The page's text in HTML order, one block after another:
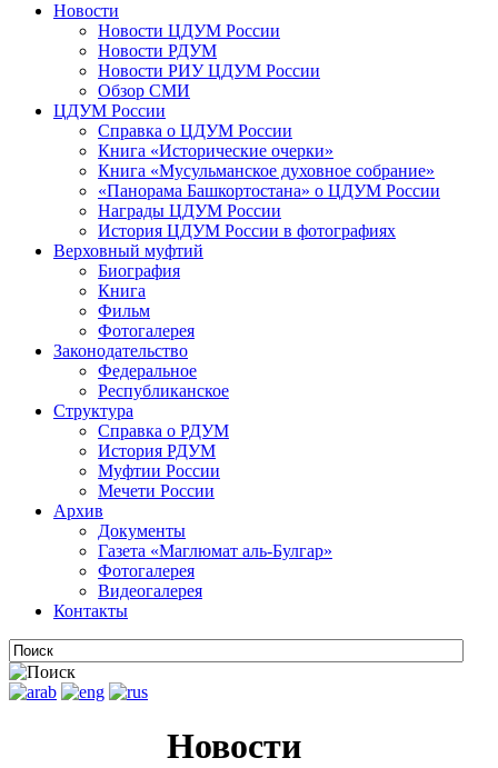
Новости
Новости ЦДУМ России
Новости РДУМ
Новости РИУ ЦДУМ России
Обзор СМИ
ЦДУМ России
Справка о ЦДУМ России
Книга «Исторические очерки»
Книга «Мусульманское духовное собрание»
«Панорама Башкортостана» о ЦДУМ России
Награды ЦДУМ России
История ЦДУМ России в фотографиях
Верховный муфтий
Биография
Книга
Фильм
Фотогалерея
Законодательство
Федеральное
Республиканское
Структура
Справка о РДУМ
История РДУМ
Муфтии России
Мечети России
Архив
Документы
Газета «Маглюмат аль-Булгар»
Фотогалерея
Видеогалерея
Контакты
Новости